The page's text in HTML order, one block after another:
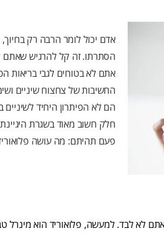
אדם יכול לומר הרבה רק בחיוך,
הסתרתו. זה קל להרגיש שאתם
אתם לא בטוחים לגבי בריאות
החשיבות של צחצוח שיניים
הם לא הפיתרון היחיד לשיניים
חלק חשוב מאוד בשגרת
פעם תהיתם: מה עושה
לא לבד. למעשה, פלואוריד הוא מינרל